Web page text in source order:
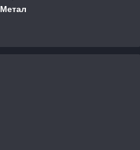
Метал